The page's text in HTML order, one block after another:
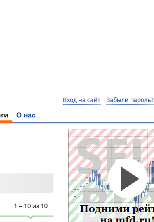
Вход на сайт Забыли пароль?
О нас
1 – 10 из 10